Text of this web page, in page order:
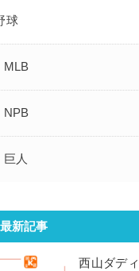
球
MLB
NPB
巨人
最新記事
西山ダデ